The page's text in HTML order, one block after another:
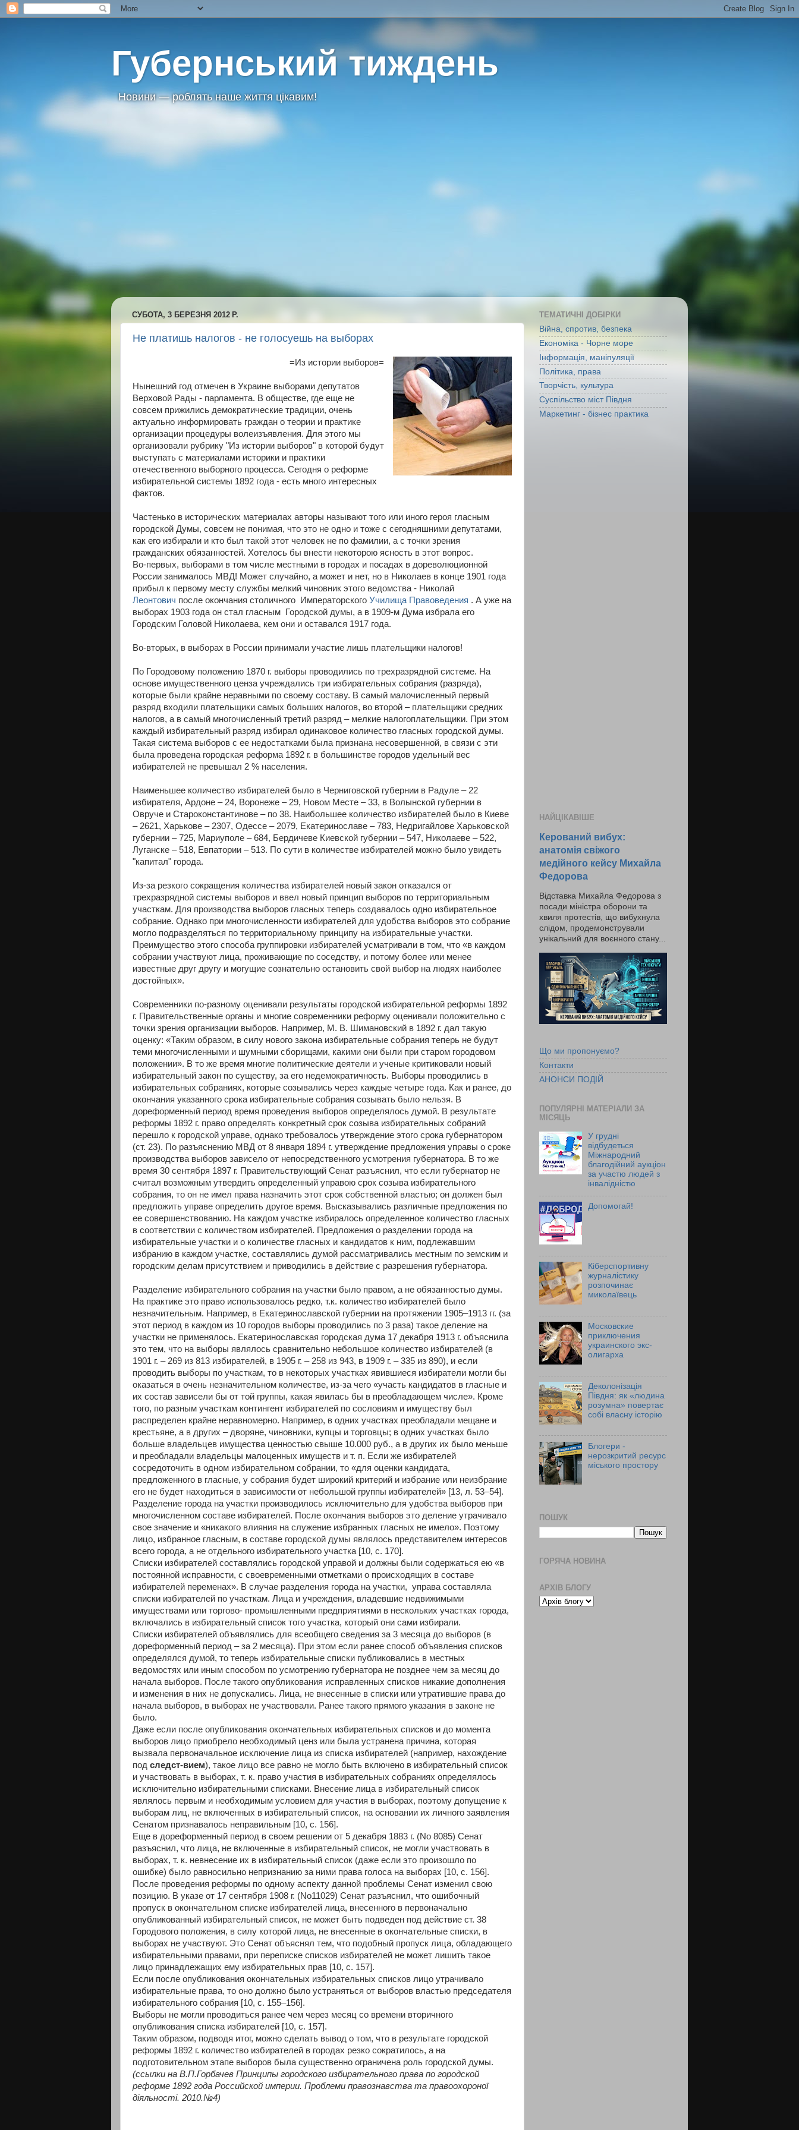
Губернський тиждень
Новини — роблять наше життя цікавим!
СУБОТА, 3 БЕРЕЗНЯ 2012 Р.
Не платишь налогов - не голосуешь на выборах
=Из истории выборов=
Нынешний год отмечен в Украине выборами депутатов
Верховой Рады - парламента. В обществе, где еще не
совсем прижились демократические традиции, очень
актуально информировать граждан о теории и практике
организации процедуры волеизъявления. Для этого мы
организовали рубрику "Из истории выборов" в которой будут
выступать с материалами историки и практики
отечественного выборного процесса. Сегодня о реформе
избирательной системы 1892 года - есть много интересных
фактов.
Частенько в исторических материалах авторы называют того или иного героя гласным
городской Думы, совсем не понимая, что это не одно и тоже с сегодняшними депутатами,
как его избирали и кто был такой этот человек не по фамилии, а с точки зрения
гражданских обязанностей. Хотелось бы внести некоторою ясность в этот вопрос.
Во-первых, выборами в том числе местными в городах и посадах в дореволюционной
России занималось МВД! Может случайно, а может и нет, но в Николаев в конце 1901 года
прибыл к первому месту службы мелкий чиновник этого ведомства - Николай
Леонтович после окончания столичного Императорского Училища Правоведения . А уже на
выборах 1903 года он стал гласным Городской думы, а в 1909-м Дума избрала его
Городским Головой Николаева, кем они и оставался 1917 года.
Во-вторых, в выборах в России принимали участие лишь плательщики налогов!
По Городовому положению 1870 г. выборы проводились по трехразрядной системе. На
основе имущественного ценза учреждались три избирательных собрания (разряда),
которые были крайне неравными по своему составу. В самый малочисленный первый
разряд входили плательщики самых больших налогов, во второй – плательщики средних
налогов, а в самый многочисленный третий разряд – мелкие налогоплательщики. При этом
каждый избирательный разряд избирал одинаковое количество гласных городской думы.
Такая система выборов с ее недостатками была признана несовершенной, в связи с эти
была проведена городская реформа 1892 г. в большинстве городов удельный вес
избирателей не превышал 2 % населения.
Наименьшее количество избирателей было в Черниговской губернии в Радуле – 22
избирателя, Ардоне – 24, Воронеже – 29, Новом Месте – 33, в Волынской губернии в
Овруче и Староконстантинове – по 38. Наибольшее количество избирателей было в Киеве
– 2621, Харькове – 2307, Одессе – 2079, Екатеринославе – 783, Недригайлове Харьковской
губернии – 725, Мариуполе – 684, Бердичеве Киевской губернии – 547, Николаеве – 522,
Луганске – 518, Евпатории – 513. По сути в количестве избирателей можно было увидеть
"капитал" города.
Из-за резкого сокращения количества избирателей новый закон отказался от
трехразрядной системы выборов и ввел новый принцип выборов по территориальным
участкам. Для производства выборов гласных теперь создавалось одно избирательное
собрание. Однако при многочисленности избирателей для удобства выборов это собрание
могло подразделяться по территориальному принципу на избирательные участки.
Преимущество этого способа группировки избирателей усматривали в том, что «в каждом
собрании участвуют лица, проживающие по соседству, и потому более или менее
известные друг другу и могущие сознательно остановить свой выбор на людях наиболее
достойных».
Современники по-разному оценивали результаты городской избирательной реформы 1892
г. Правительственные органы и многие современники реформу оценивали положительно с
точки зрения организации выборов. Например, М. В. Шимановский в 1892 г. дал такую
оценку: «Таким образом, в силу нового закона избирательные собрания теперь не будут
теми многочисленными и шумными сборищами, какими они были при старом городовом
положении». В то же время многие политические деятели и ученые критиковали новый
избирательный закон по существу, за его недемократичность. Выборы проводились в
избирательных собраниях, которые созывались через каждые четыре года. Как и ранее, до
окончания указанного срока избирательные собрания созывать было нельзя. В
дореформенный период время проведения выборов определялось думой. В результате
реформы 1892 г. право определять конкретный срок созыва избирательных собраний
перешло к городской управе, однако требовалось утверждение этого срока губернатором
(ст. 23). По разъяснению МВД от 8 января 1894 г. утверждение предложения управы о сроке
производства выборов зависело от непосредственного усмотрения губернатора. В то же
время 30 сентября 1897 г. Правительствующий Сенат разъяснил, что если губернатор не
считал возможным утвердить определенный управою срок созыва избирательного
собрания, то он не имел права назначить этот срок собственной властью; он должен был
предложить управе определить другое время. Высказывались различные предложения по
ее совершенствованию. На каждом участке избиралось определенное количество гласных
в соответствии с количеством избирателей. Предложения о разделении города на
избирательные участки и о количестве гласных и кандидатов к ним, подлежавшим
избранию в каждом участке, составлялись думой рассматривались местным по земским и
городским делам присутствием и приводились в действие с разрешения губернатора.
Разделение избирательного собрания на участки было правом, а не обязанностью думы.
На практике это право использовалось редко, т.к. количество избирателей было
незначительным. Например, в Екатеринославской губернии на протяжении 1905–1913 гг. (за
этот период в каждом из 10 городов выборы проводились по 3 раза) такое деление на
участки не применялось. Екатеринославская городская дума 17 декабря 1913 г. объяснила
это тем, что на выборы являлось сравнительно небольшое количество избирателей (в
1901 г. – 269 из 813 избирателей, в 1905 г. – 258 из 943, в 1909 г. – 335 из 890), и если
проводить выборы по участкам, то в некоторых участках явившиеся избиратели могли бы
оказаться в очень незначительном количестве, из-за чего «участь кандидатов в гласные и
их состав зависели бы от той группы, какая явилась бы в преобладающем числе». Кроме
того, по разным участкам контингент избирателей по сословиям и имуществу был
распределен крайне неравномерно. Например, в одних участках преобладали мещане и
крестьяне, а в других – дворяне, чиновники, купцы и торговцы; в одних участках было
больше владельцев имущества ценностью свыше 10.000 руб., а в других их было меньше
и преобладали владельцы малоценных имуществ и т. п. Если же избирателей
сосредоточить в одном избирательном собрании, то «для оценки кандидата,
предложенного в гласные, у собрания будет широкий критерий и избрание или неизбрание
его не будет находиться в зависимости от небольшой группы избирателей» [13, л. 53–54].
Разделение города на участки производилось исключительно для удобства выборов при
многочисленном составе избирателей. После окончания выборов это деление утрачивало
свое значение и «никакого влияния на служение избранных гласных не имело». Поэтому
лицо, избранное гласным, в составе городской думы являлось представителем интересов
всего города, а не отдельного избирательного участка [10, с. 170].
Списки избирателей составлялись городской управой и должны были содержаться ею «в
постоянной исправности, с своевременными отметками о происходящих в составе
избирателей переменах». В случае разделения города на участки, управа составляла
списки избирателей по участкам. Лица и учреждения, владевшие недвижимыми
имуществами или торгово- промышленными предприятиями в нескольких участках города,
включались в избирательный список того участка, который они сами избирали.
Списки избирателей объявлялись для всеобщего сведения за 3 месяца до выборов (в
дореформенный период – за 2 месяца). При этом если ранее способ объявления списков
определялся думой, то теперь избирательные списки публиковались в местных
ведомостях или иным способом по усмотрению губернатора не позднее чем за месяц до
начала выборов. После такого опубликования исправленных списков никакие дополнения
и изменения в них не допускались. Лица, не внесенные в списки или утратившие права до
начала выборов, в выборах не участвовали. Ранее такого прямого указания в законе не
было.
Даже если после опубликования окончательных избирательных списков и до момента
выборов лицо приобрело необходимый ценз или была устранена причина, которая
вызвала первоначальное исключение лица из списка избирателей (например, нахождение
под следст-вием), такое лицо все равно не могло быть включено в избирательный список
и участвовать в выборах, т. к. право участия в избирательных собраниях определялось
исключительно избирательными списками. Внесение лица в избирательный список
являлось первым и необходимым условием для участия в выборах, поэтому допущение к
выборам лиц, не включенных в избирательный список, на основании их личного заявления
Сенатом признавалось неправильным [10, с. 156].
Еще в дореформенный период в своем решении от 5 декабря 1883 г. (No 8085) Сенат
разъяснил, что лица, не включенные в избирательный список, не могли участвовать в
выборах, т. к. невнесение их в избирательный список (даже если это произошло по
ошибке) было равносильно непризнанию за ними права голоса на выборах [10, с. 156].
После проведения реформы по одному аспекту данной проблемы Сенат изменил свою
позицию. В указе от 17 сентября 1908 г. (No11029) Сенат разъяснил, что ошибочный
пропуск в окончательном списке избирателей лица, внесенного в первоначально
опубликованный избирательный список, не может быть подведен под действие ст. 38
Городового положения, в силу которой лица, не внесенные в окончательные списки, в
выборах не участвуют. Это Сенат объяснял тем, что подобный пропуск лица, обладающего
избирательными правами, при переписке списков избирателей не может лишить такое
лицо принадлежащих ему избирательных прав [10, с. 157].
Если после опубликования окончательных избирательных списков лицо утрачивало
избирательные права, то оно должно было устраняться от выборов властью председателя
избирательного собрания [10, с. 155–156].
Выборы не могли проводиться ранее чем через месяц со времени вторичного
опубликования списка избирателей [10, с. 157].
Таким образом, подводя итог, можно сделать вывод о том, что в результате городской
реформы 1892 г. количество избирателей в городах резко сократилось, а на
подготовительном этапе выборов была существенно ограничена роль городской думы.
(ссылки на В.П.Горбачев Принципы городского избирательного права по городской
реформе 1892 года Российской империи. Проблеми правознавства та правоохороної
діяльності. 2010.№4)
ТЕМАТИЧНІ ДОБІРКИ
Війна, спротив, безпека
Економіка - Чорне море
Інформація, маніпуляції
Політика, права
Творчість, культура
Суспільство міст Півдня
Маркетинг - бізнес практика
НАЙЦІКАВІШЕ
Керований вибух:
анатомія свіжого
медійного кейсу Михайла
Федорова
Відставка Михайла Федорова з
посади міністра оборони та
хвиля протестів, що вибухнула
слідом, продемонстрували
унікальний для воєнного стану...
Що ми пропонуємо?
Контакти
АНОНСИ ПОДІЙ
ПОПУЛЯРНІ МАТЕРІАЛИ ЗА
МІСЯЦЬ
У грудні
відбудеться
Міжнародний
благодійний аукціон
за участю людей з
інвалідністю
Допомогай!
Кіберспортивну
журналістику
розпочинає
миколаївець
Московские
приключения
украинского экс-
олигарха
Деколонізація
Півдня: як «людина
розумна» повертає
собі власну історію
Блогери -
нерозкритий ресурс
міського простору
ПОШУК
ГОРЯЧА НОВИНА
АРХІВ БЛОГУ